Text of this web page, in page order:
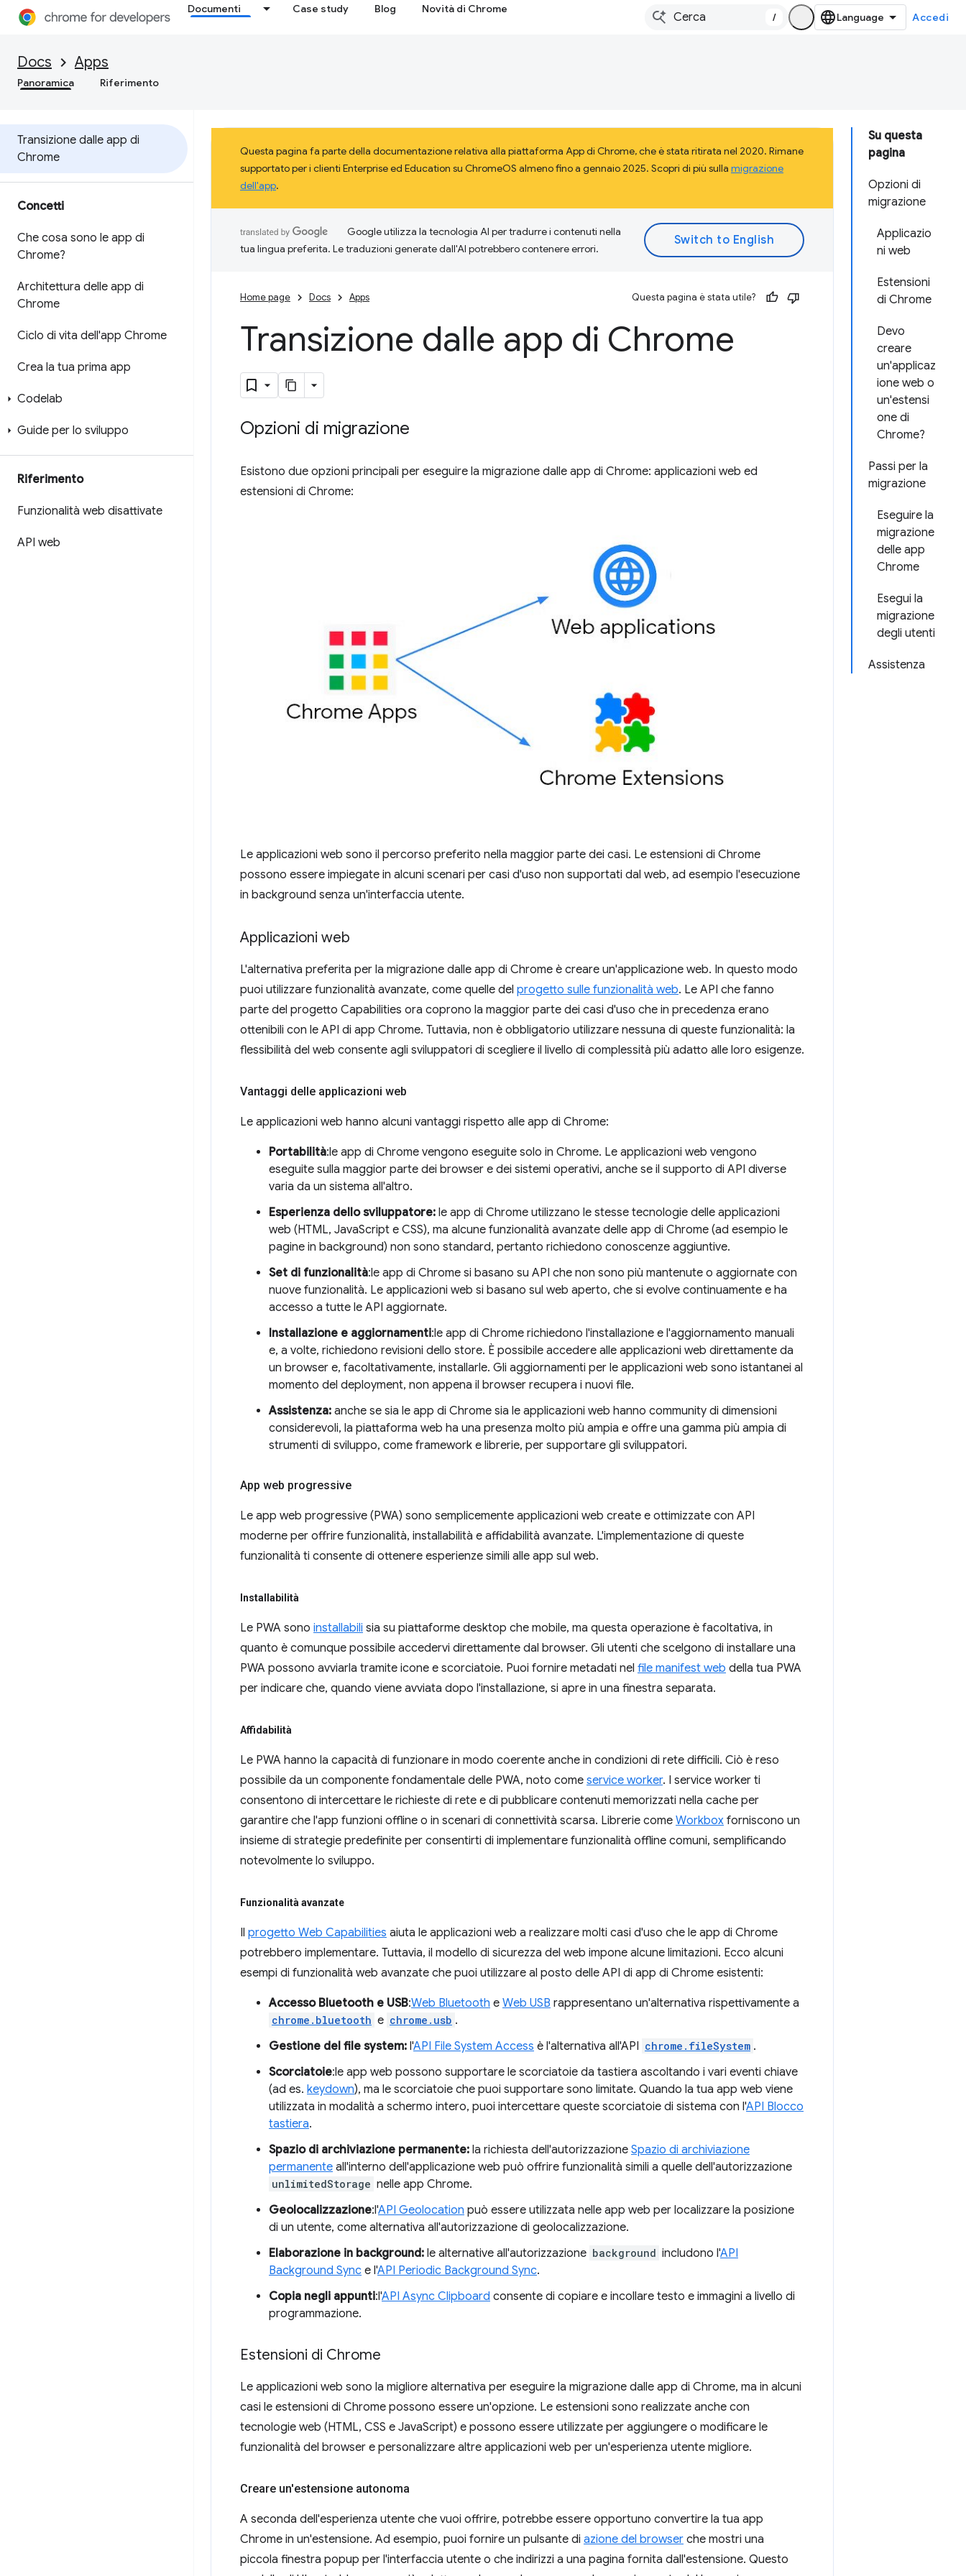
Documenti Case study Blog Novità di Chrome
/ Accedi
Docs Apps
Panoramica Riferimento
Transizione dalle app di
Chrome
Concetti
Che cosa sono le app di
Chrome?
Architettura delle app di
Chrome
Ciclo di vita dell'app Chrome
Crea la tua prima app
Codelab
Guide per lo sviluppo
Riferimento
Funzionalità web disattivate
API web
Su questa
pagina
Opzioni di
migrazione
Applicazio
ni web
Estensioni
di Chrome
Devo
creare
un'applicaz
ione web o
un'estensi
one di
Chrome?
Passi per la
migrazione
Eseguire la
migrazione
delle app
Chrome
Esegui la
migrazione
degli utenti
Assistenza
Questa pagina fa parte della documentazione relativa alla piattaforma App di Chrome, che è stata ritirata nel 2020. Rimane
supportato per i clienti Enterprise ed Education su ChromeOS almeno fino a gennaio 2025. Scopri di più sulla migrazione
dell'app.
Google utilizza la tecnologia AI per tradurre i contenuti nella
tua lingua preferita. Le traduzioni generate dall'AI potrebbero contenere errori.
Home page Docs Apps Questa pagina è stata utile?
Transizione dalle app di Chrome
Opzioni di migrazione
Esistono due opzioni principali per eseguire la migrazione dalle app di Chrome: applicazioni web ed
estensioni di Chrome:
Le applicazioni web sono il percorso preferito nella maggior parte dei casi. Le estensioni di Chrome
possono essere impiegate in alcuni scenari per casi d'uso non supportati dal web, ad esempio l'esecuzione
in background senza un'interfaccia utente.
Applicazioni web
L'alternativa preferita per la migrazione dalle app di Chrome è creare un'applicazione web. In questo modo
puoi utilizzare funzionalità avanzate, come quelle del progetto sulle funzionalità web. Le API che fanno
parte del progetto Capabilities ora coprono la maggior parte dei casi d'uso che in precedenza erano
ottenibili con le API di app Chrome. Tuttavia, non è obbligatorio utilizzare nessuna di queste funzionalità: la
flessibilità del web consente agli sviluppatori di scegliere il livello di complessità più adatto alle loro esigenze.
Vantaggi delle applicazioni web
Le applicazioni web hanno alcuni vantaggi rispetto alle app di Chrome:
Portabilità:le app di Chrome vengono eseguite solo in Chrome. Le applicazioni web vengono
eseguite sulla maggior parte dei browser e dei sistemi operativi, anche se il supporto di API diverse
varia da un sistema all'altro.
Esperienza dello sviluppatore: le app di Chrome utilizzano le stesse tecnologie delle applicazioni
web (HTML, JavaScript e CSS), ma alcune funzionalità avanzate delle app di Chrome (ad esempio le
pagine in background) non sono standard, pertanto richiedono conoscenze aggiuntive.
Set di funzionalità:le app di Chrome si basano su API che non sono più mantenute o aggiornate con
nuove funzionalità. Le applicazioni web si basano sul web aperto, che si evolve continuamente e ha
accesso a tutte le API aggiornate.
Installazione e aggiornamenti:le app di Chrome richiedono l'installazione e l'aggiornamento manuali
e, a volte, richiedono revisioni dello store. È possibile accedere alle applicazioni web direttamente da
un browser e, facoltativamente, installarle. Gli aggiornamenti per le applicazioni web sono istantanei al
momento del deployment, non appena il browser recupera i nuovi file.
Assistenza: anche se sia le app di Chrome sia le applicazioni web hanno community di dimensioni
considerevoli, la piattaforma web ha una presenza molto più ampia e offre una gamma più ampia di
strumenti di sviluppo, come framework e librerie, per supportare gli sviluppatori.
App web progressive
Le app web progressive (PWA) sono semplicemente applicazioni web create e ottimizzate con API
moderne per offrire funzionalità, installabilità e affidabilità avanzate. L'implementazione di queste
funzionalità ti consente di ottenere esperienze simili alle app sul web.
Installabilità
Le PWA sono installabili sia su piattaforme desktop che mobile, ma questa operazione è facoltativa, in
quanto è comunque possibile accedervi direttamente dal browser. Gli utenti che scelgono di installare una
PWA possono avviarla tramite icone e scorciatoie. Puoi fornire metadati nel file manifest web della tua PWA
per indicare che, quando viene avviata dopo l'installazione, si apre in una finestra separata.
Affidabilità
Le PWA hanno la capacità di funzionare in modo coerente anche in condizioni di rete difficili. Ciò è reso
possibile da un componente fondamentale delle PWA, noto come service worker. I service worker ti
consentono di intercettare le richieste di rete e di pubblicare contenuti memorizzati nella cache per
garantire che l'app funzioni offline o in scenari di connettività scarsa. Librerie come Workbox forniscono un
insieme di strategie predefinite per consentirti di implementare funzionalità offline comuni, semplificando
notevolmente lo sviluppo.
Funzionalità avanzate
Il progetto Web Capabilities aiuta le applicazioni web a realizzare molti casi d'uso che le app di Chrome
potrebbero implementare. Tuttavia, il modello di sicurezza del web impone alcune limitazioni. Ecco alcuni
esempi di funzionalità web avanzate che puoi utilizzare al posto delle API di app di Chrome esistenti:
Accesso Bluetooth e USB:Web Bluetooth e Web USB rappresentano un'alternativa rispettivamente a
chrome.bluetooth e chrome.usb .
Gestione del file system: l'API File System Access è l'alternativa all'API chrome.fileSystem .
Scorciatoie:le app web possono supportare le scorciatoie da tastiera ascoltando i vari eventi chiave
(ad es. keydown), ma le scorciatoie che puoi supportare sono limitate. Quando la tua app web viene
utilizzata in modalità a schermo intero, puoi intercettare queste scorciatoie di sistema con l'API Blocco
tastiera.
Spazio di archiviazione permanente: la richiesta dell'autorizzazione Spazio di archiviazione
permanente all'interno dell'applicazione web può offrire funzionalità simili a quelle dell'autorizzazione
unlimitedStorage nelle app Chrome.
Geolocalizzazione:l'API Geolocation può essere utilizzata nelle app web per localizzare la posizione
di un utente, come alternativa all'autorizzazione di geolocalizzazione.
Elaborazione in background: le alternative all'autorizzazione background includono l'API
Background Sync e l'API Periodic Background Sync.
Copia negli appunti:l'API Async Clipboard consente di copiare e incollare testo e immagini a livello di
programmazione.
Estensioni di Chrome
Le applicazioni web sono la migliore alternativa per eseguire la migrazione dalle app di Chrome, ma in alcuni
casi le estensioni di Chrome possono essere un'opzione. Le estensioni sono realizzate anche con
tecnologie web (HTML, CSS e JavaScript) e possono essere utilizzate per aggiungere o modificare le
funzionalità del browser e personalizzare altre applicazioni web per un'esperienza utente migliore.
Creare un'estensione autonoma
A seconda dell'esperienza utente che vuoi offrire, potrebbe essere opportuno convertire la tua app
Chrome in un'estensione. Ad esempio, puoi fornire un pulsante di azione del browser che mostri una
piccola finestra popup per l'interfaccia utente o che indirizzi a una pagina fornita dall'estensione. Questo